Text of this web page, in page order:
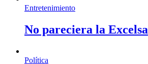
Entretenimiento
No pareciera la Excelsa
Política